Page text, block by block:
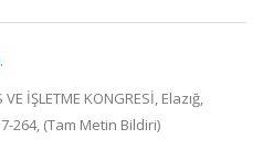
İŞLETME KONGRESİ, Elazığ,
264, (Tam Metin Bildiri)